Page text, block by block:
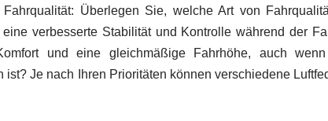
Überlegen Sie, welche Art von
verbesserte Stabilität und Kontrolle während der
und eine gleichmäßige Fahrhöhe, auch
ist? Je nach Ihren Prioritäten können verschiedene